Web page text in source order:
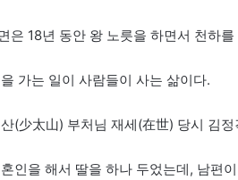
은 18년 동안 왕 노릇을 하면서 천하
가는 일이 사람들이 사는 삶이다.
(少太山) 부처님 재세(在世) 당시 김
인을 해서 딸을 하나 두었는데, 남편